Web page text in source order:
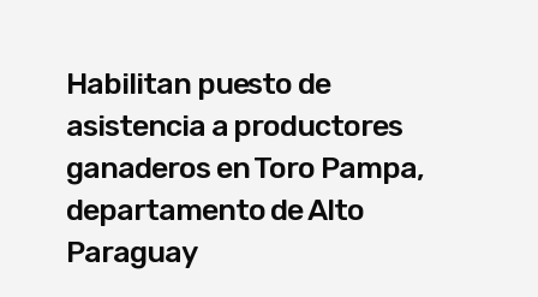
Habilitan puesto de
asistencia a productores
ganaderos en Toro Pampa,
departamento de Alto
Paraguay